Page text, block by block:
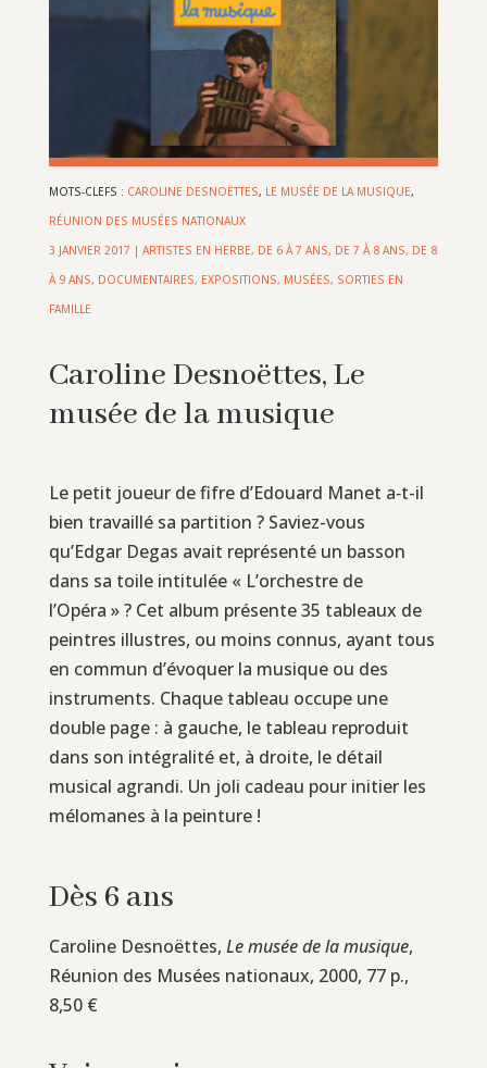
MOTS-CLEFS : CAROLINE DESNOËTTES, LE MUSÉE DE LA MUSIQUE,
RÉUNION DES MUSÉES NATIONAUX
3 JANVIER 2017 | ARTISTES EN HERBE, DE 6 À 7 ANS, DE 7 À 8 ANS, DE 8
À 9 ANS, DOCUMENTAIRES, EXPOSITIONS, MUSÉES, SORTIES EN
FAMILLE
Caroline Desnoëttes, Le
musée de la musique
Le petit joueur de fifre d’Edouard Manet a‑t-il
bien travaillé sa partition ? Saviez-vous
qu’Edgar Degas avait représenté un basson
dans sa toile intitulée « L’orchestre de
l’Opéra » ? Cet album présente 35 tableaux de
peintres illustres, ou moins connus, ayant tous
en commun d’évoquer la musique ou des
instruments. Chaque tableau occupe une
double page : à gauche, le tableau reproduit
dans son intégralité et, à droite, le détail
musical agrandi. Un joli cadeau pour initier les
mélomanes à la peinture !
Dès 6 ans
Caroline Desnoëttes, Le musée de la musique,
Réunion des Musées nationaux, 2000, 77 p.,
8,50 €